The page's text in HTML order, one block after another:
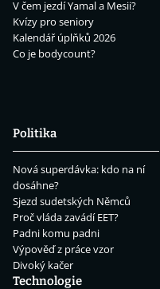
V čem jezdí Yamal a Mesii?
Kvízy pro seniory
Kalendář úplňků 2026
Co je bodycount?
Politika
Nová superdávka: kdo na ní
dosáhne?
Sjezd sudetských Němců
Proč vláda zavádí EET?
Padni komu padni
Výpověď z práce vzor
Divoký kačer
Technologie